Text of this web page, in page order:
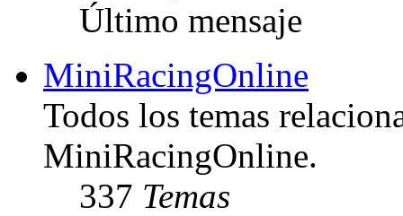
Último mensaje
MiniRacingOnline
Todos los temas
MiniRacingOnline.
337 Temas